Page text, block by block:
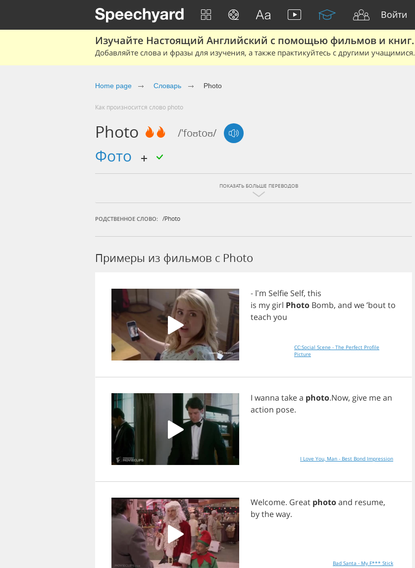
Войти
Изучайте Настоящий Английский с помощью фильмов и книг.
Добавляйте слова и фразы для изучения, а также практикуйтесь с другими учащимися.
Home page Словарь Photo
Как произносится слово photo
Photo /'foʊtoʊ/
фото
ПОКАЗАТЬ БОЛЬШЕ ПЕРЕВОДОВ
РОДСТВЕННОЕ СЛОВО: /photo
Примеры из фильмов c Photo
- I'm Selfie Self, this
is my girl Photo Bomb, and we‘boutto
teach you
CC:Social Scene - The Perfect Profile
Picture
I wanna takea photo.Now, give mean
action pose.
I Love You, Man - Best Bond Impression
Welcome. Great photoand resume,
bytheway.
Bad Santa - My F*** Stick